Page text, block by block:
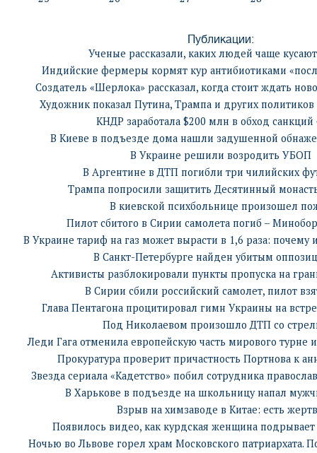
Публикации:
Ученые рассказали, каких людей чаще
Индийские фермеры кормят кур антибиотиками
Создатель «Шерлока» рассказал, когда стоит ждать
Художник показал Путина, Трампа и других политиков
КНДР заработала $200 млн в обход
В Киеве в подъезде дома нашли задушенной
В Украине решили возродить УБОП
В Аргентине в ДТП погибли три чилийских
Трампа попросили защитить Десятинный
В киевской психбольнице произошел
Пилот сбитого в Сирии самолета погиб –
В Украине тариф на газ может вырасти в 1,6 раза: почему
В Санкт-Петербурге найден убитым
Активисты разблокировали пункты пропуска на
В Сирии сбили российский самолет, пилот
Глава Пентагона процитировал гимн Украины на
Под Николаевом произошло ДТП со
Леди Гага отменила европейскую часть мирового турне
Прокуратура проверит причастность Портнова к
Звезда сериала «Кадетство» побил сотрудника
В Харькове в подъезде на школьницу напал
Взрыв на химзаводе в Китае: есть
Появилось видео, как курдская женщина подрывает
Ночью во Львове горел храм Московского патриархата.